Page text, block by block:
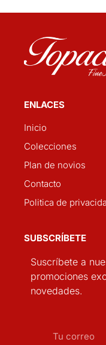
ENLACES
Inicio
Colecciones
Plan de novios
Contacto
Politica de
SUBSCRÍBETE
Suscríbete a
promociones
novedades.